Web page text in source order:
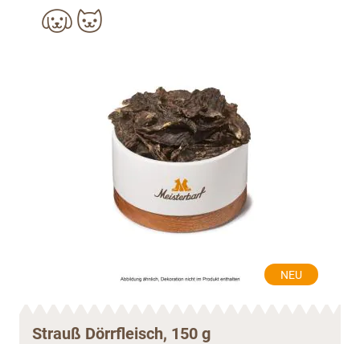
NEU
Strauß Dörrfleisch, 150 g